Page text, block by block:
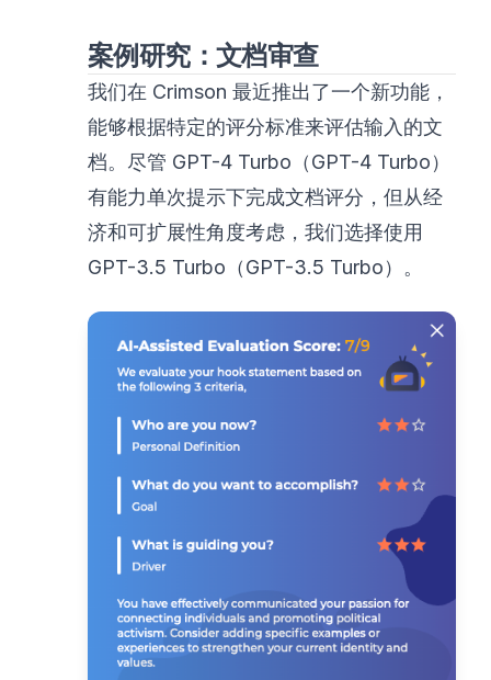
案例研究：文档审查
我们在 Crimson 最近推出了一个新功能，
能够根据特定的评分标准来评估输入的文
档。尽管 GPT-4 Turbo（GPT-4 Turbo）
有能力单次提示下完成文档评分，但从经
济和可扩展性角度考虑，我们选择使用
GPT-3.5 Turbo（GPT-3.5 Turbo）。